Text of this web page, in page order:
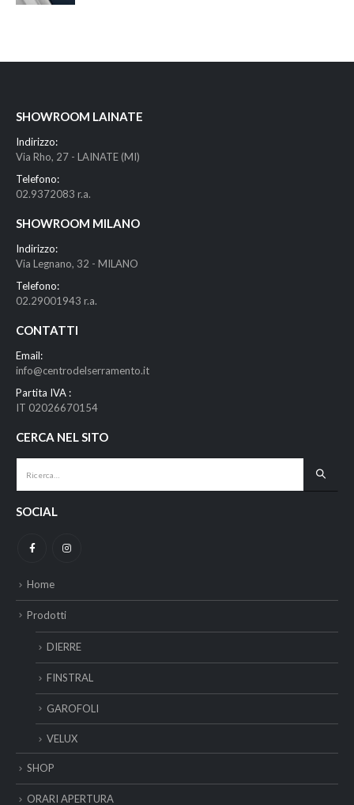
SHOWROOM LAINATE
Indirizzo:
Via Rho, 27 - LAINATE (MI)
Telefono:
02.9372083 r.a.
SHOWROOM MILANO
Indirizzo:
Via Legnano, 32 - MILANO
Telefono:
02.29001943 r.a.
CONTATTI
Email:
info@centrodelserramento.it
Partita IVA :
IT 02026670154
CERCA NEL SITO
SOCIAL
Home
Prodotti
DIERRE
FINSTRAL
GAROFOLI
VELUX
SHOP
ORARI APERTURA